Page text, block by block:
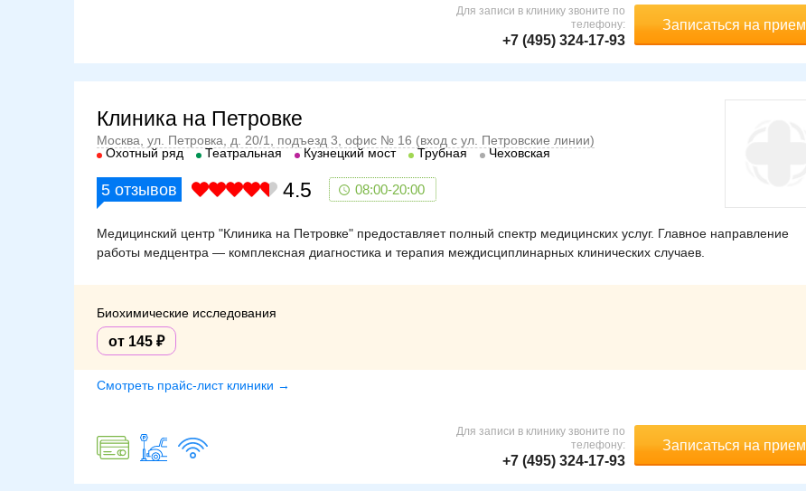
Записаться на прием
Для записи в клинику звоните по
телефону:
+7 (495) 324-17-93
Клиника на Петровке
Москва, ул. Петровка, д. 20/1, подъезд 3, офис № 16 (вход с ул. Петровские линии)
Охотный ряд
Театральная Кузнецкий мост Трубная Чеховская
5 отзывов 4.5 08:00-20:00
Медицинский центр "Клиника на Петровке" предоставляет полный спектр медицинских услуг. Главное направление
работы медцентра — комплексная диагностика и терапия междисциплинарных клинических случаев.
Биохимические исследования
от 145
Смотреть прайс-лист клиники →
Записаться на прием
Для записи в клинику звоните по
телефону:
+7 (495) 324-17-93